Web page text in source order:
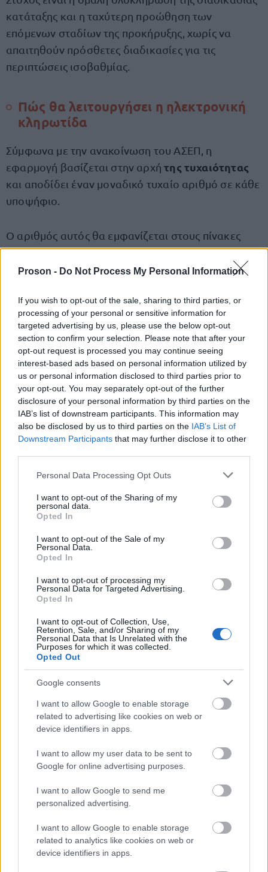
Proson - Do Not Process My Personal Information
If you wish to opt-out of the sale, sharing to third parties, or
processing of your personal or sensitive information for
targeted advertising by us, please use the below opt-out
section to confirm your selection. Please note that after your
opt-out request is processed you may continue seeing
interest-based ads based on personal information utilized by
us or personal information disclosed to third parties prior to
your opt-out. You may separately opt-out of the further
disclosure of your personal information by third parties on the
IAB’s list of downstream participants. This information may
also be disclosed by us to third parties on the IAB’s List of
Downstream Participants that may further disclose it to other
Please note that this website/app uses one or more Google
not limited to your visit or usage behaviour. You may click to
grant or deny consent to Google and its third-party tags to
use your data for below specified purposes in below Google
consent section.
Personal Data Processing Opt Outs
I want to opt-out of the Sharing of my
personal data.
Opted In
I want to opt-out of the Sale of my
Personal Data.
Opted In
I want to opt-out of processing my
Personal Data for Targeted Advertising.
Opted In
I want to opt-out of Collection, Use,
Retention, Sale, and/or Sharing of my
Personal Data that Is Unrelated with the
Purposes for which it was collected.
Opted Out
Google consents
I want to allow Google to enable storage
related to advertising like cookies on web or
device identifiers in apps.
I want to allow my user data to be sent to
Google for online advertising purposes.
I want to allow Google to send me
personalized advertising.
I want to allow Google to enable storage
related to analytics like cookies on web or
device identifiers in apps.
κατάταξης και η ταχύτερη προώθηση των
επόμενων σταδίων της προκήρυξης, χωρίς να
απαιτηθούν πρόσθετες διαδικασίες για τις
περιπτώσεις ισοβαθμίας.
Πώς θα λειτουργήσει η ηλεκτρονική
κληρωτίδα
Σύμφωνα με την ανακοίνωση του ΑΣΕΠ, η
εφαρμογή βασίζεται στην αρχήτης τυχαιότητας
και αποδίδει έναν μοναδικό τυχαίο αριθμό σε κάθε
υποψήφιο.
Ο αριθμός αυτός θα εμφανίζεται στους πίνακες
κατάταξης που θα δημοσιευθούν τόσο για την
προκήρυξη 1Κ/2026 όσο και για την κατηγορία ΔΕ
Σε περιπτώσεις απόλυτης ισοβαθμίας,
προτεραιότητα θα λαμβάνει ο υποψήφιος που
διαθέτει τον μικρότερο τυχαίο αριθμό,
εξαλείφοντας την ανάγκη διεξαγωγής ξεχωριστής
κλήρωσης.
Η διαδικασία ενεργοποίησης της ηλεκτρονικής
κληρωτίδας θα πραγματοποιηθεί τηνΤετάρτη, 17
Ιουνίου 2026 και ώρα 15:00στα γραφεία του
ΑΣΕΠ, παρουσία Συμβούλου της Αρχής,
τελικής φάσης πριν από την ανακοίνωση των
αποτελεσμάτων.
ΑΣΕΠ: Πιστοποίηση Αγγλικών σε
μόνο 2 ημέρες στα χέρια σας
ΑΣΕΠ: Εξ αποστάσεως η πιο Εύκολη
Πιστοποίηση Υπολογιστών σε 2
μέρες
Μάθε πρώτος όλες τις σημαντικές
ειδήσεις.
αναζήτησης της Google